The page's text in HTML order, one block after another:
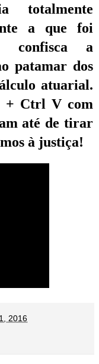
totalmente
a que foi
confisca a
patamar dos
atuarial.
+ Ctrl V com
até de tirar
à justiça!
2016